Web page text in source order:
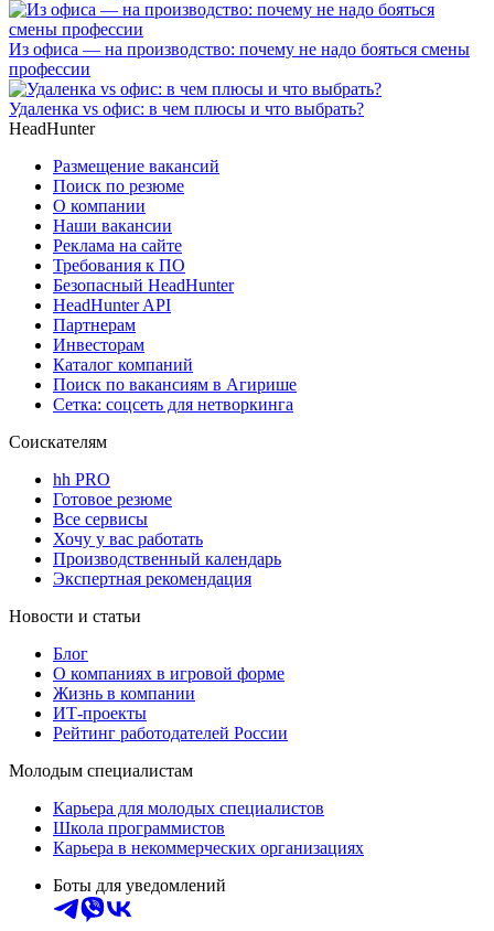
Из офиса — на производство: почему не надо бояться смены
профессии
Удаленка vs офис: в чем плюсы и что выбрать?
HeadHunter
Размещение вакансий
Поиск по резюме
О компании
Наши вакансии
Реклама на сайте
Требования к ПО
Безопасный HeadHunter
HeadHunter API
Партнерам
Инвесторам
Каталог компаний
Поиск по вакансиям в Агирише
Сетка: соцсеть для нетворкинга
Соискателям
hh PRO
Готовое резюме
Все сервисы
Хочу у вас работать
Производственный календарь
Экспертная рекомендация
Новости и статьи
Блог
О компаниях в игровой форме
Жизнь в компании
ИТ-проекты
Рейтинг работодателей России
Молодым специалистам
Карьера для молодых специалистов
Школа программистов
Карьера в некоммерческих организациях
Боты для уведомлений